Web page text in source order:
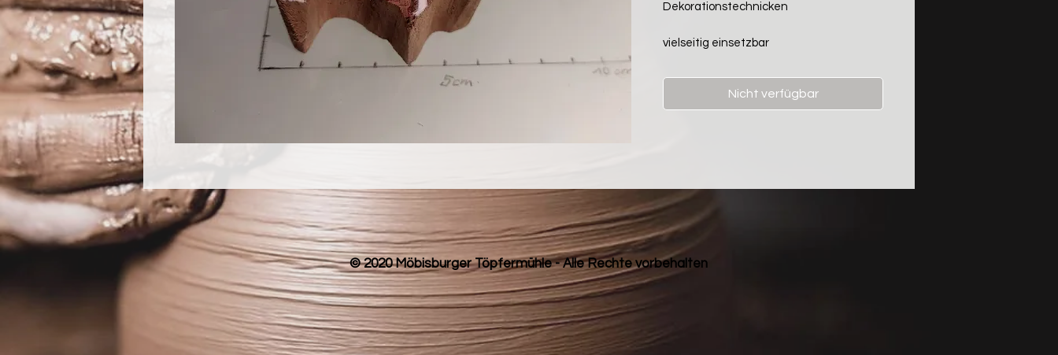
Dekorationstechnicken
vielseitig einsetzbar
Nicht verfügbar
© 2020 Möbisburger Töpfermühle - Alle Rechte vorbehalten